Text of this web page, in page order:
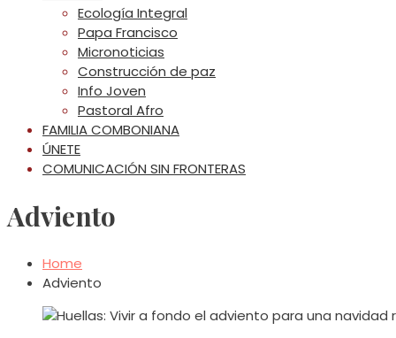
Ecología Integral
Papa Francisco
Micronoticias
Construcción de paz
Info Joven
Pastoral Afro
FAMILIA COMBONIANA
ÚNETE
COMUNICACIÓN SIN FRONTERAS
Adviento
Home
Adviento